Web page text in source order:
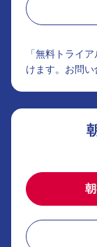
「無料トライ
けます。お問い